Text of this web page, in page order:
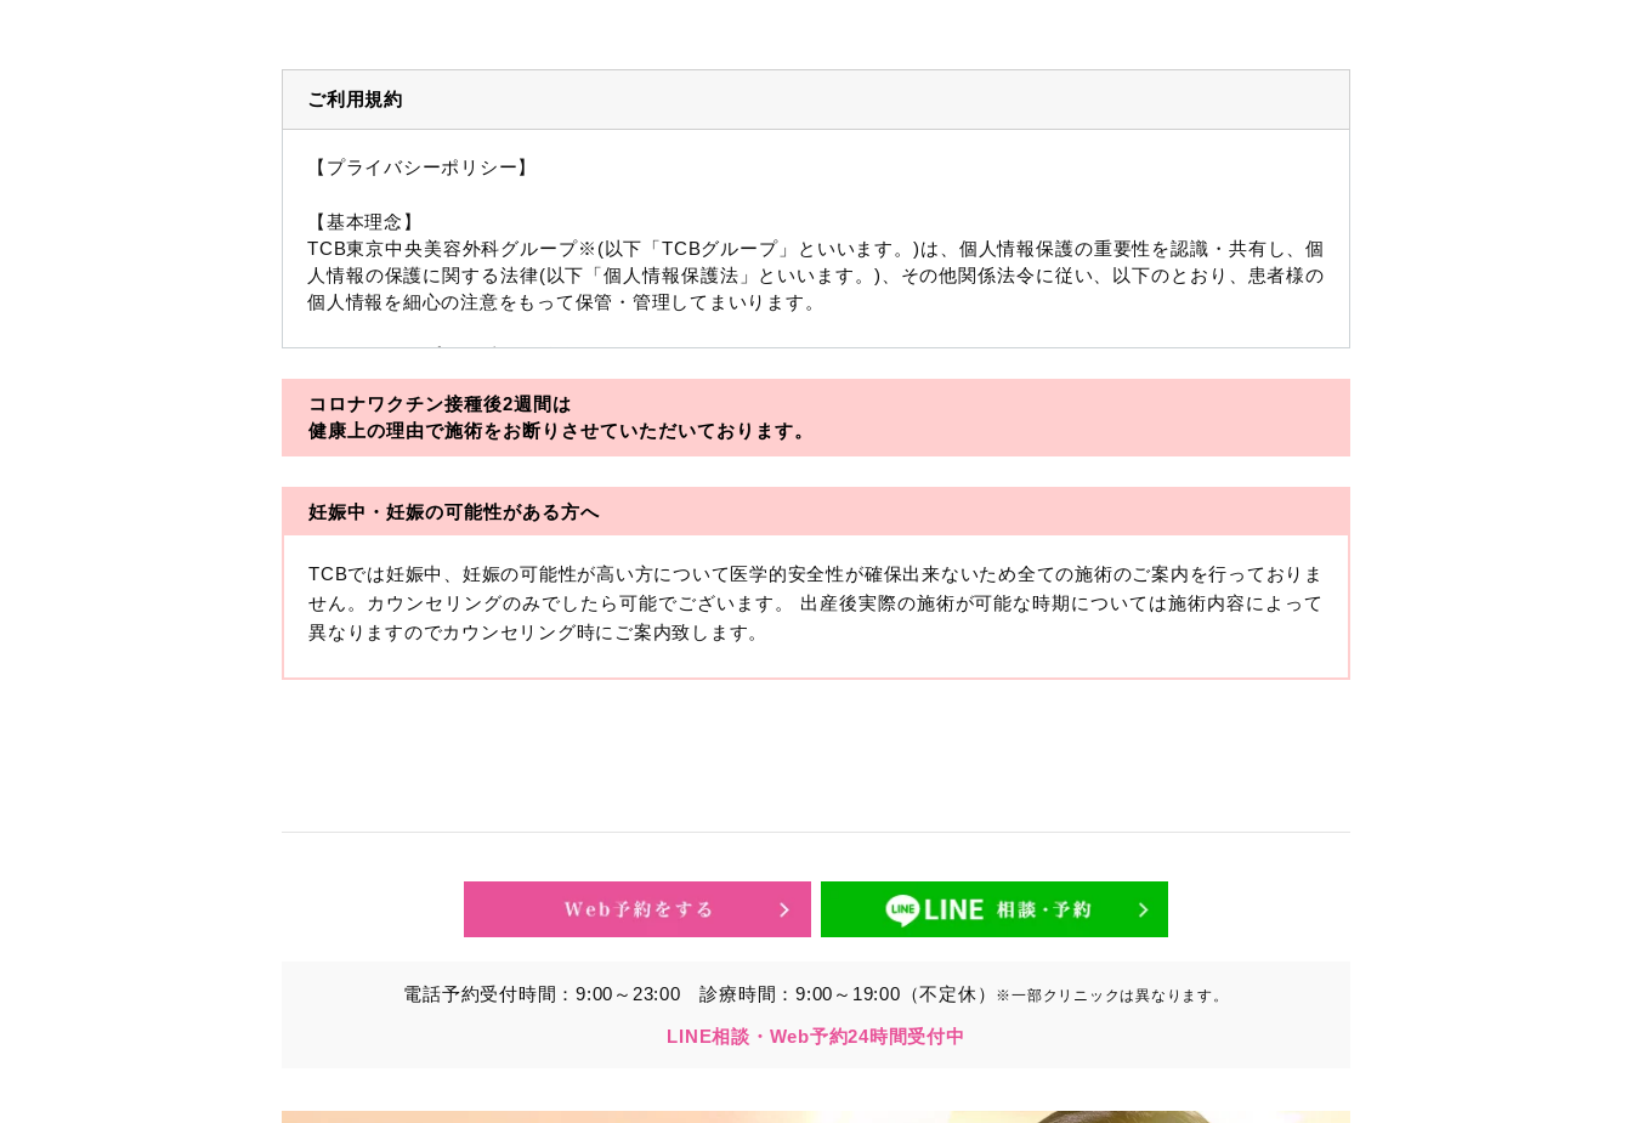
ご利用規約
【プライバシーポリシー】
【基本理念】
TCB東京中央美容外科グループ※(以下「TCBグループ」といいます。)は、個人情報保護の重要性を認識・共有し、個
人情報の保護に関する法律(以下「個人情報保護法」といいます。)、その他関係法令に従い、以下のとおり、患者様の
個人情報を細心の注意をもって保管・管理してまいります。
※TCBグループとは以下を総称していいます。
・一般社団法人メディカルアライアンス
・医療法人社団メディカルフロンティア
・医療法人社団創彩会
【定義】
本プライバシーポリシーにおいて「個人情報」とは、生存する個人に関する情報であって、当該情報に含まれる氏名、
生年月日その他の記述等により特定の個人を識別できるもの又は個人識別符号（個人情報保護委員会の政令に準じま
収集した患者様に関する情報には、単独のままでは特定の個人を識別できない情報もありますが、他の情報と組み合わ
③を併せて「取得情報」といいます。）。
・その他、特定の個人を識別することができる情報
・患者様がご利用になった各種サービスの内容、ご利用日時、閲覧履歴等に関連する情報
コロナワクチン接種後2週間は
健康上の理由で施術をお断りさせていただいております。
妊娠中・妊娠の可能性がある方へ
TCBでは妊娠中、妊娠の可能性が高い方について医学的安全性が確保出来ないため全ての施術のご案内を行っておりま
せん。カウンセリングのみでしたら可能でございます。 出産後実際の施術が可能な時期については施術内容によって
異なりますのでカウンセリング時にご案内致します。
電話予約受付時間：9:00～23:00診療時間：9:00～19:00（不定休） ※一部クリニックは異なります。
LINE相談・Web予約24時間受付中